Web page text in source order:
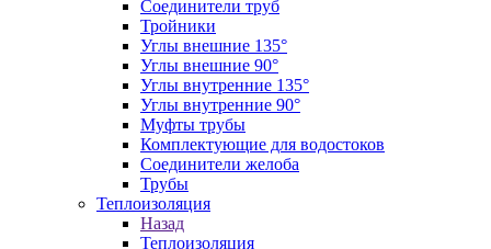
Соединители труб
Тройники
Углы внешние 135°
Углы внешние 90°
Углы внутренние 135°
Углы внутренние 90°
Муфты трубы
Комплектующие для водостоков
Соединители желоба
Трубы
Теплоизоляция
Назад
Теплоизоляция